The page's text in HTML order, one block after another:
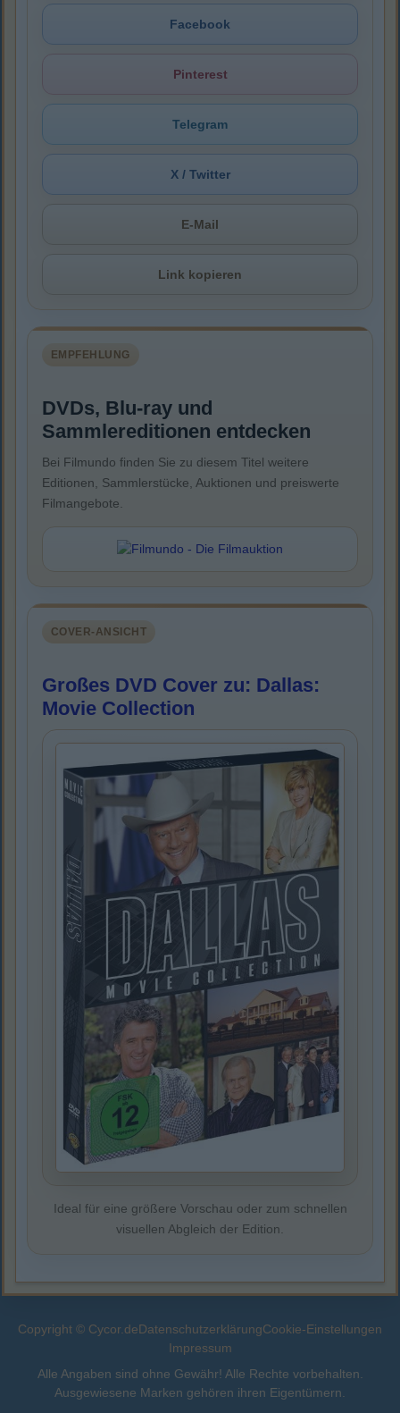
Facebook
Pinterest
Telegram
X / Twitter
E-Mail
Link kopieren
EMPFEHLUNG
DVDs, Blu-ray und
Sammlereditionen entdecken
Bei Filmundo finden Sie zu diesem Titel weitere
Editionen, Sammlerstücke, Auktionen und preiswerte
Filmangebote.
COVER-ANSICHT
Großes DVD Cover zu: Dallas:
Movie Collection
Ideal für eine größere Vorschau oder zum schnellen
visuellen Abgleich der Edition.
Copyright © Cycor.deDatenschutzerklärungCookie-Einstellungen
Impressum
Alle Angaben sind ohne Gewähr! Alle Rechte vorbehalten.
Ausgewiesene Marken gehören ihren Eigentümern.